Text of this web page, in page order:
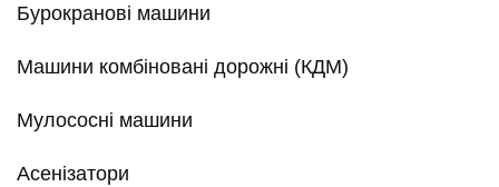
Бурокранові машини
Машини комбіновані дорожні (КДМ)
Мулососні машини
Асенізатори